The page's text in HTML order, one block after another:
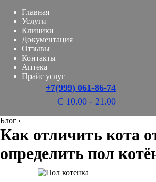
Главная
Услуги
Клиники
Документация
Отзывы
Контакты
Аптека
Прайс услуг
+7(999) 061-86-74
С 10.00 - 21.00
Блог ›
Как отличить кота
определить пол